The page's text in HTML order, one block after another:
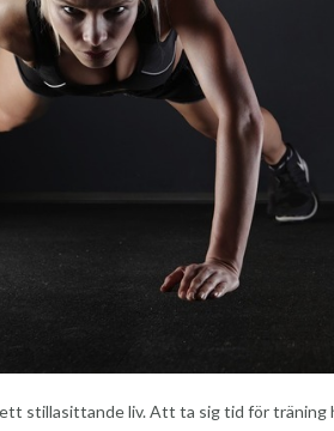
stillasittande liv. Att ta sig tid för